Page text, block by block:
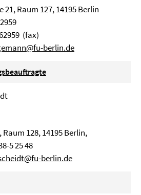
21, Raum 127, 14195 Berlin
(fax)
berlin.de
128, 14195 Berlin,
5 25 48
berlin.de